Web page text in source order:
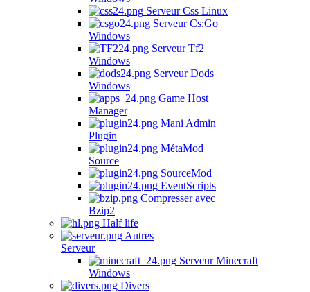
Serveur Css Linux
Serveur Cs:Go
Windows
Serveur Tf2
Windows
Serveur Dods
Windows
Game Host
Manager
Mani Admin
Plugin
MétaMod
Source
SourceMod
EventScripts
Compresser avec
Bzip2
Half life
Autres
Serveur
Serveur Minecraft
Windows
Divers